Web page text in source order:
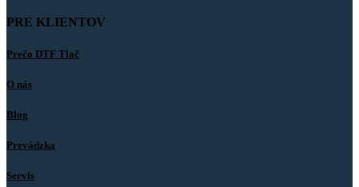
PRE KLIENTOV
Prečo DTF Tlač
O nás
Blog
Prevádzka
Servis